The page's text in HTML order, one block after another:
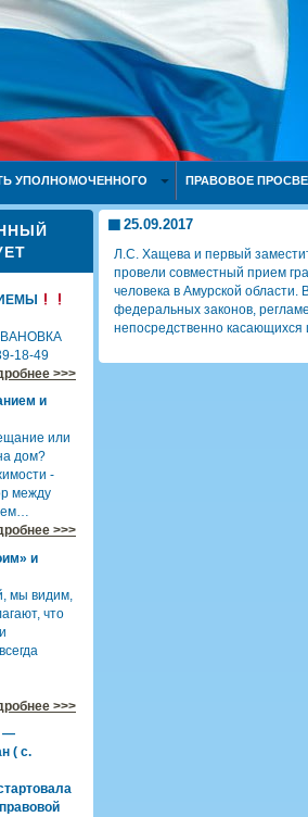
УПОЛНОМОЧЕННОГО ПРАВОВОЕ
18-49
>>>
и
или
дом?
-
между
>>>
и
мы видим,
что
>>>
—
( с.
25.09.2017
Л.С. Хащева и первый
провели совместный прием
человека в Амурской
федеральных законов,
непосредственно касающихся